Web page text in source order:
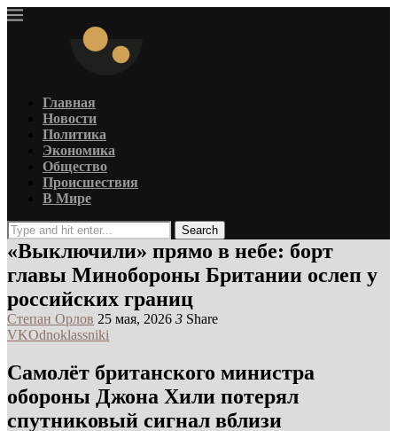
Главная
Новости
Политика
Экономика
Общество
Происшествия
В Мире
Search
«Выключили» прямо в небе: борт
главы Минобороны Британии ослеп у
российских границ
Степан Орлов 25 мая, 2026 3 Share
VKOdnoklassniki
Самолёт британского министра
обороны Джона Хили потерял
спутниковый сигнал вблизи